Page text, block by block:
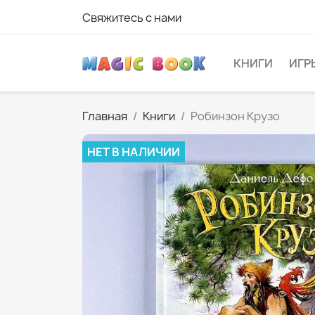
Свяжитесь с нами
КНИГИ
Главная Книги Робинзон Крузо
НЕТ В НАЛИЧИИ